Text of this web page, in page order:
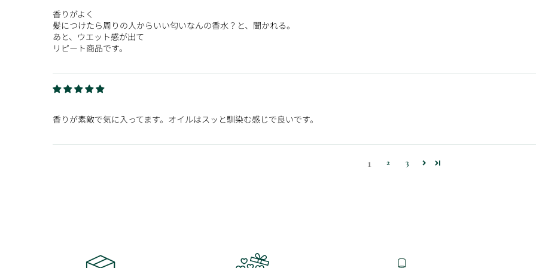
香りがよく
髪につけたら周りの人からいい匂いなんの香水？と、聞かれる。
あと、ウエット感が出て
リピート商品です。
香りが素敵で気に入ってます。オイルはスッと馴染む感じで良いです。
1 2 3